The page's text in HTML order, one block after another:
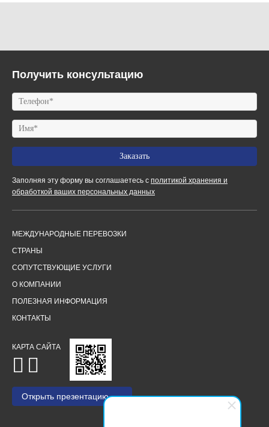
Получить консультацию
Заполняя эту форму вы соглашаетесь с политикой хранения и
обработкой ваших персональных данных
МЕЖДУНАРОДНЫЕ ПЕРЕВОЗКИ
СТРАНЫ
СОПУТСТВУЮЩИЕ УСЛУГИ
О КОМПАНИИ
ПОЛЕЗНАЯ ИНФОРМАЦИЯ
КОНТАКТЫ
КАРТА САЙТА
Открыть презентацию